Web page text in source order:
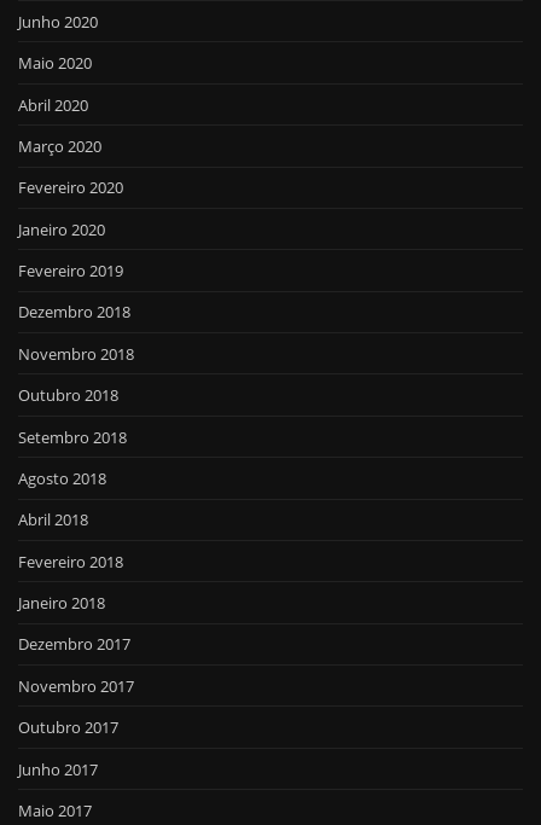
Junho 2020
Maio 2020
Abril 2020
Março 2020
Fevereiro 2020
Janeiro 2020
Fevereiro 2019
Dezembro 2018
Novembro 2018
Outubro 2018
Setembro 2018
Agosto 2018
Abril 2018
Fevereiro 2018
Janeiro 2018
Dezembro 2017
Novembro 2017
Outubro 2017
Junho 2017
Maio 2017